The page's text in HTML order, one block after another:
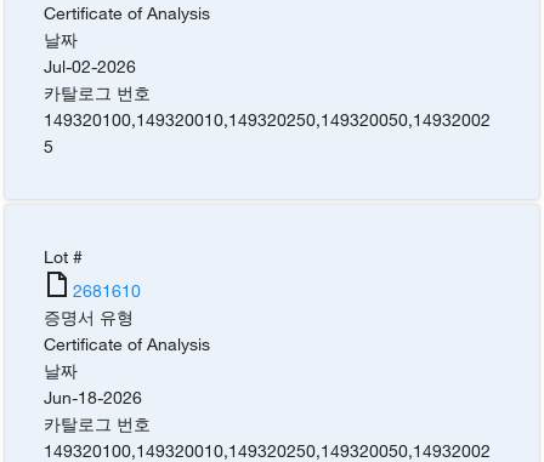
Certificate of Analysis
날짜
Jul-02-2026
카탈로그 번호
149320100,149320010,149320250,149320050,14932002
5
Lot #
2681610
증명서 유형
Certificate of Analysis
날짜
Jun-18-2026
카탈로그 번호
149320100,149320010,149320250,149320050,14932002